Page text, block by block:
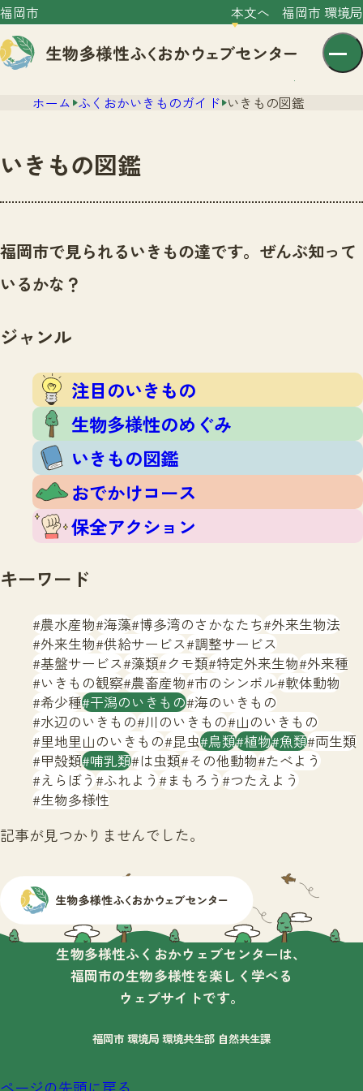
福岡市 本文へ 福岡市 環境局
文字サイズ 小 中 大
センター紹介
センター紹介TOP
サイトポリシー
ニュース
いきものガイド
注目のいきもの
生物多様性のめぐみ
いきもの図鑑
おでかけコース
保全アクション
イベント
いきもの調査隊
調査レポート
調査レポートTOP
調査結果
ふくおかいきものマップ
マッチング
マッチングTOP
掲載申し込みフォーム
お問合せ
生物多様性ふくおかウェブセンターとは
サイトマップ
ホーム ふくおかいきものガイド いきもの図鑑
いきもの図鑑
福岡市で見られるいきもの達です。ぜんぶ知って
いるかな？
ジャンル
注目のいきもの
生物多様性のめぐみ
いきもの図鑑
おでかけコース
保全アクション
キーワード
農水産物 海藻 博多湾のさかなたち 外来生物法
外来生物 供給サービス 調整サービス
基盤サービス 藻類 クモ類 特定外来生物 外来種
いきもの観察 農畜産物 市のシンボル 軟体動物
希少種 干潟のいきもの 海のいきもの
水辺のいきもの 川のいきもの 山のいきもの
里地里山のいきもの 昆虫 鳥類 植物 魚類 両生類
甲殻類 哺乳類 は虫類 その他動物 たべよう
えらぼう ふれよう まもろう つたえよう
生物多様性
記事が見つかりませんでした。
生物多様性ふくおかウェブセンターは、
福岡市の生物多様性を楽しく学べる
ウェブサイトです。
福岡市 環境局 環境共生部 自然共生課